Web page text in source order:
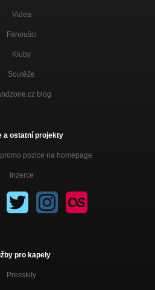
Videa
Fanoušci
Kluby
Soutěže
blog
a ostatní projekty
pozice na homepage
Inzerce
pro kapely
Presskity